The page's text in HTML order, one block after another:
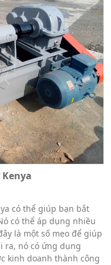
có thể giúp bạn bắt
có thể áp dụng nhiều
là một số mẹo để giúp
ra, nó có ứng dụng
kinh doanh thành công